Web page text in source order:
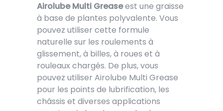
Airolube Multi Greaseest une graisse
à base de plantes polyvalente. Vous
pouvez utiliser cette formule
naturelle sur les roulements à
glissement, à billes, à roues et à
rouleaux chargés. De plus, vous
pouvez utiliser Airolube Multi Grease
pour les points de lubrification, les
châssis et diverses applications